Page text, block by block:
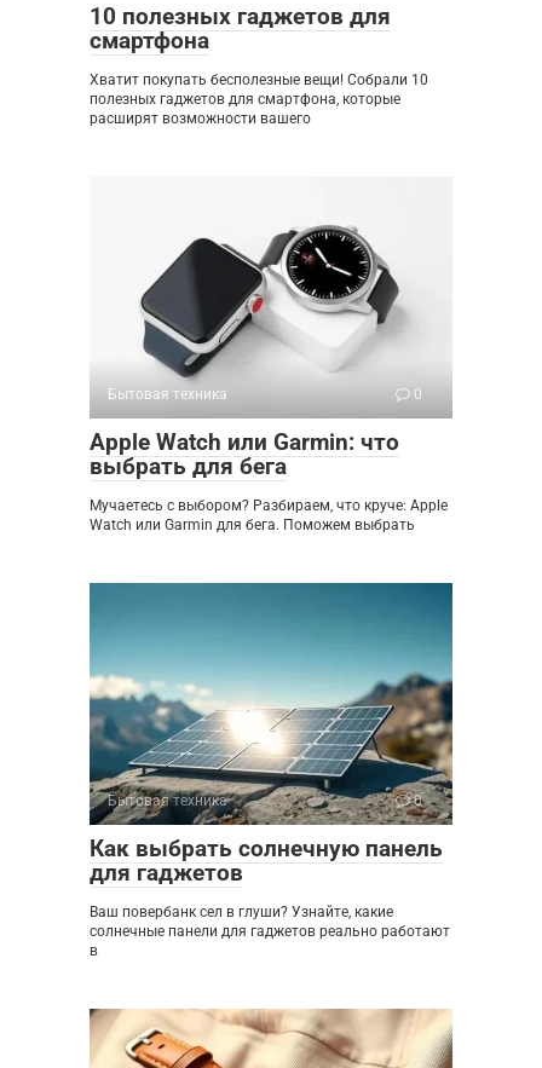
10 полезных гаджетов для
смартфона
Хватит покупать бесполезные вещи! Собрали 10
полезных гаджетов для смартфона, которые
расширят возможности вашего
Бытовая техника 0
Apple Watch или Garmin: что
выбрать для бега
Мучаетесь с выбором? Разбираем, что круче: Apple
Watch или Garmin для бега. Поможем выбрать
Бытовая техника 0
Как выбрать солнечную панель
для гаджетов
Ваш повербанк сел в глуши? Узнайте, какие
солнечные панели для гаджетов реально работают
в